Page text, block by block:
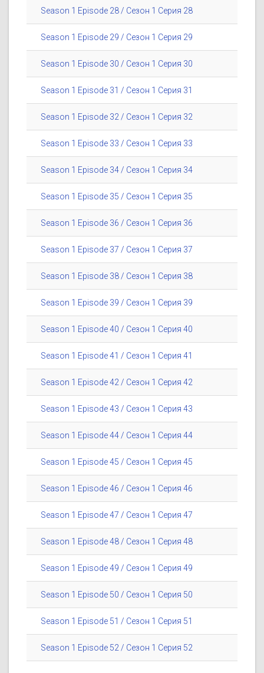
Season 1 Episode 28 / Сезон 1 Серия 28
Season 1 Episode 29 / Сезон 1 Серия 29
Season 1 Episode 30 / Сезон 1 Серия 30
Season 1 Episode 31 / Сезон 1 Серия 31
Season 1 Episode 32 / Сезон 1 Серия 32
Season 1 Episode 33 / Сезон 1 Серия 33
Season 1 Episode 34 / Сезон 1 Серия 34
Season 1 Episode 35 / Сезон 1 Серия 35
Season 1 Episode 36 / Сезон 1 Серия 36
Season 1 Episode 37 / Сезон 1 Серия 37
Season 1 Episode 38 / Сезон 1 Серия 38
Season 1 Episode 39 / Сезон 1 Серия 39
Season 1 Episode 40 / Сезон 1 Серия 40
Season 1 Episode 41 / Сезон 1 Серия 41
Season 1 Episode 42 / Сезон 1 Серия 42
Season 1 Episode 43 / Сезон 1 Серия 43
Season 1 Episode 44 / Сезон 1 Серия 44
Season 1 Episode 45 / Сезон 1 Серия 45
Season 1 Episode 46 / Сезон 1 Серия 46
Season 1 Episode 47 / Сезон 1 Серия 47
Season 1 Episode 48 / Сезон 1 Серия 48
Season 1 Episode 49 / Сезон 1 Серия 49
Season 1 Episode 50 / Сезон 1 Серия 50
Season 1 Episode 51 / Сезон 1 Серия 51
Season 1 Episode 52 / Сезон 1 Серия 52